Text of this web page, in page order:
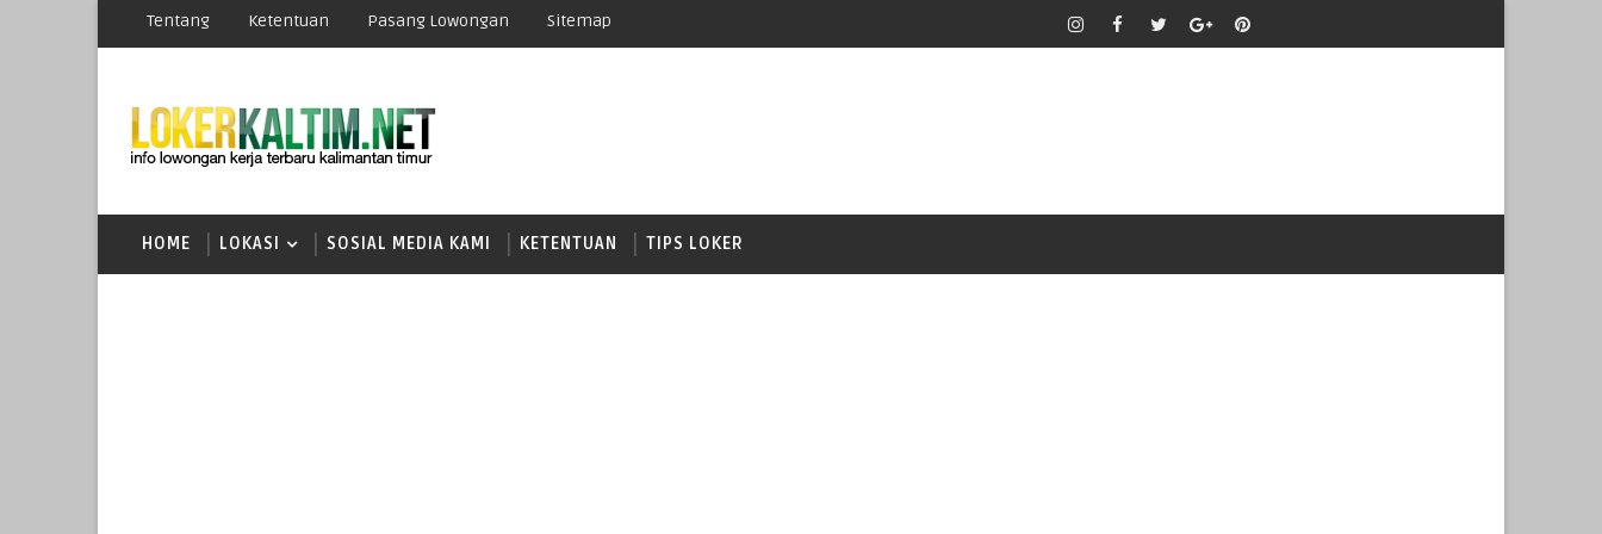
Tentang Ketentuan Pasang Lowongan Sitemap
HOME LOKASI SOSIAL MEDIA KAMI KETENTUAN TIPS LOKER